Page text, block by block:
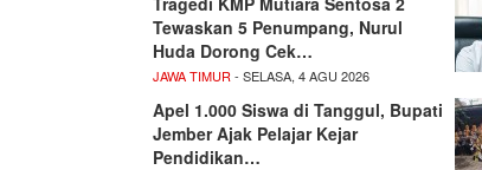
Tewaskan 5 Penumpang, Nurul
Huda Dorong Cek…
JAWA TIMUR - SELASA, 4 AGU 2026
Apel 1.000 Siswa di Tanggul, Bupati
Jember Ajak Pelajar Kejar
Pendidikan…